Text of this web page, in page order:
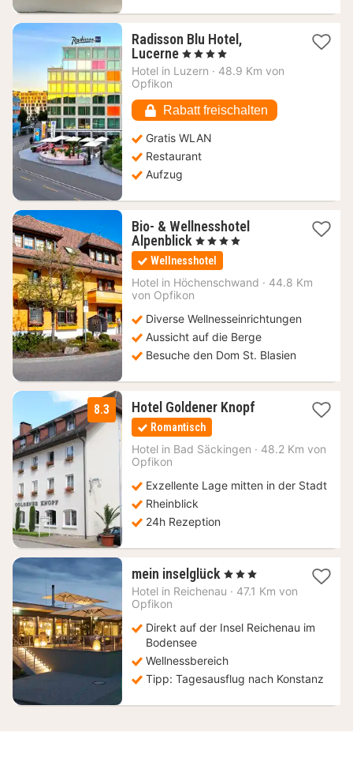
Radisson Blu Hotel,
Lucerne 1
Nacht
€
, 4 Sterne
Hotel in Luzern · 48.9 Km von
Opfikon
Rabatt freischalten
Gratis WLAN
Restaurant
Aufzug
Bio- & Wellnesshotel
Alpenblick 1
Nacht
ab
237
, 4 Sterne
Wellnesshotel
Hotel in Höchenschwand · 44.8 Km
von Opfikon
Diverse Wellnesseinrichtungen
Aussicht auf die Berge
Besuche den Dom St. Blasien
8.3 Hotel Goldener Knopf1
119,03
Romantisch
Hotel in Bad Säckingen · 48.2 Km von
Opfikon
Exzellente Lage mitten in der Stadt
Rheinblick
24h Rezeption
mein inselglück 1
Nacht
€
, 3 Sterne
Hotel in Reichenau · 47.1 Km von
Opfikon
Direkt auf der Insel Reichenau im
Bodensee
Wellnessbereich
Tipp: Tagesausflug nach Konstanz